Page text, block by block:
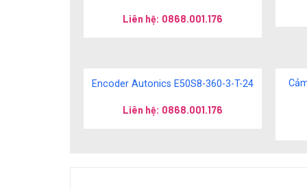
Liên hệ: 0868.001.176
Encoder Autonics E50S8-360-3-T-24
Liên hệ: 0868.001.176